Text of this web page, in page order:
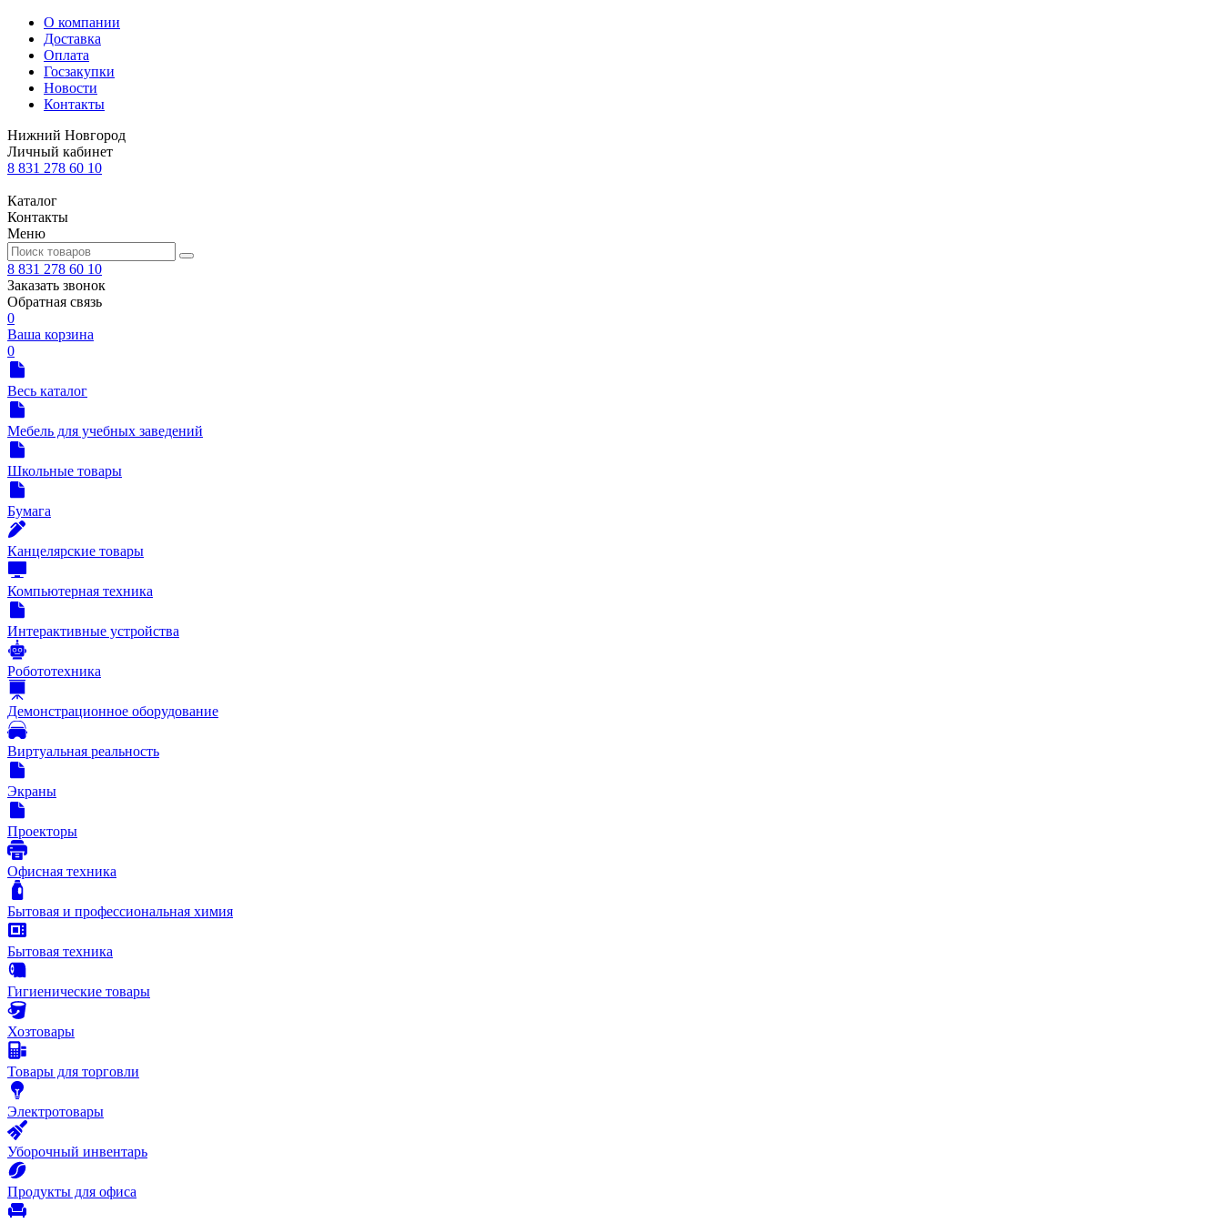
О компании
Доставка
Оплата
Госзакупки
Новости
Контакты
Нижний Новгород
Личный кабинет
8 831 278 60 10
Каталог
Контакты
Меню
8 831 278 60 10
Заказать звонок
Обратная связь
0
Ваша корзина
0
Весь каталог
Мебель для учебных заведений
Школьные товары
Бумага
Канцелярские товары
Компьютерная техника
Интерактивные устройства
Робототехника
Демонстрационное оборудование
Виртуальная реальность
Экраны
Проекторы
Офисная техника
Бытовая и профессиональная химия
Бытовая техника
Гигиенические товары
Хозтовары
Товары для торговли
Электротовары
Уборочный инвентарь
Продукты для офиса